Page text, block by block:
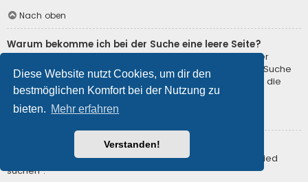
Diese Website nutzt Cookies, um dir den
bestmöglichen Komfort bei der Nutzung zu
bieten. Mehr erfahren
Verstanden!
Nach oben
Warum bekomme ich bei der Suche eine leere Seite?
Deine Suche lieferte zu viele Ergebnisse, somit konnte der
Webserver sie nicht verarbeiten. Benutze die erweiterte Suche
und gib spezifischere Suchbegriffe ein oder beschränke die
Suche auf verschiedene Unterforen.
Nach oben
Wie kann ich nach Mitgliedern suchen?
Gehe zur Mitgliederliste und klicke auf „Nach einem Mitglied
suchen“.